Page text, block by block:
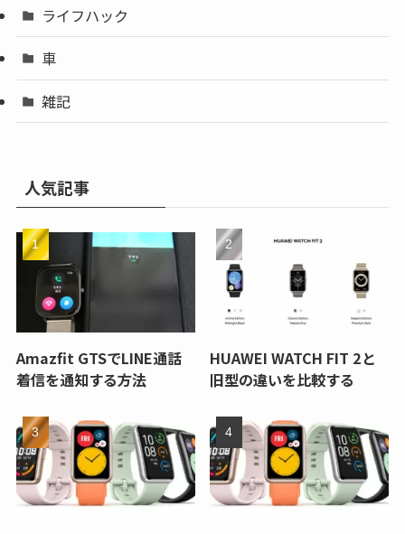
ライフハック
車
雑記
人気記事
Amazfit GTSでLINE通話
着信を通知する方法
HUAWEI WATCH FIT 2と
旧型の違いを比較する